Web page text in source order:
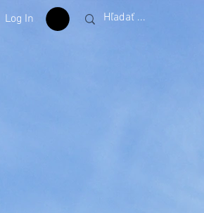
Log In